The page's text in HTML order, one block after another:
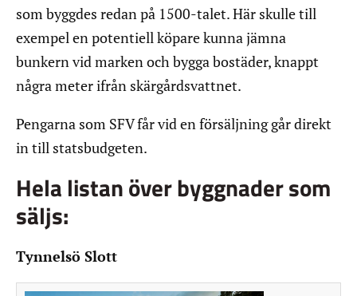
som byggdes redan på 1500-talet. Här skulle till
exempel en potentiell köpare kunna jämna
bunkern vid marken och bygga bostäder, knappt
några meter ifrån skärgårdsvattnet.
Pengarna som SFV får vid en försäljning går direkt
in till statsbudgeten.
Hela listan över byggnader som
säljs:
Tynnelsö Slott